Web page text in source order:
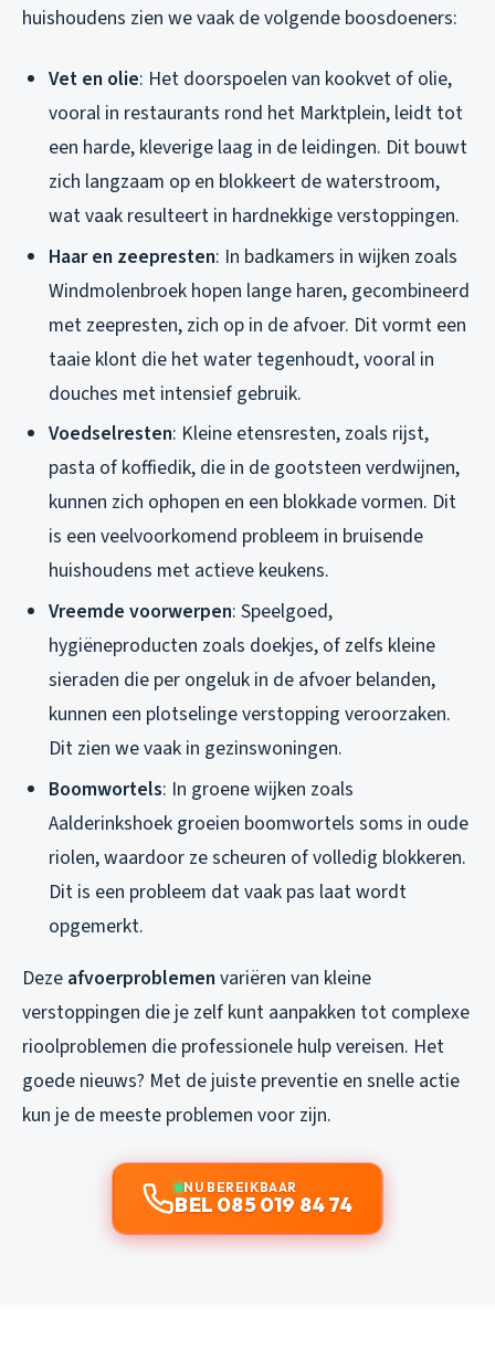
huishoudens zien we vaak de volgende boosdoeners:
Vet en olie: Het doorspoelen van kookvet of olie,
vooral in restaurants rond het Marktplein, leidt tot
een harde, kleverige laag in de leidingen. Dit bouwt
zich langzaam op en blokkeert de waterstroom,
wat vaak resulteert in hardnekkige verstoppingen.
Haar en zeepresten: In badkamers in wijken zoals
Windmolenbroek hopen lange haren, gecombineerd
met zeepresten, zich op in de afvoer. Dit vormt een
taaie klont die het water tegenhoudt, vooral in
douches met intensief gebruik.
Voedselresten: Kleine etensresten, zoals rijst,
pasta of koffiedik, die in de gootsteen verdwijnen,
kunnen zich ophopen en een blokkade vormen. Dit
is een veelvoorkomend probleem in bruisende
huishoudens met actieve keukens.
Vreemde voorwerpen: Speelgoed,
hygiëneproducten zoals doekjes, of zelfs kleine
sieraden die per ongeluk in de afvoer belanden,
kunnen een plotselinge verstopping veroorzaken.
Dit zien we vaak in gezinswoningen.
Boomwortels: In groene wijken zoals
Aalderinkshoek groeien boomwortels soms in oude
riolen, waardoor ze scheuren of volledig blokkeren.
Dit is een probleem dat vaak pas laat wordt
opgemerkt.
Deze afvoerproblemen variëren van kleine
verstoppingen die je zelf kunt aanpakken tot complexe
rioolproblemen die professionele hulp vereisen. Het
goede nieuws? Met de juiste preventie en snelle actie
kun je de meeste problemen voor zijn.
NU BEREIKBAAR
BEL 085 019 84 74